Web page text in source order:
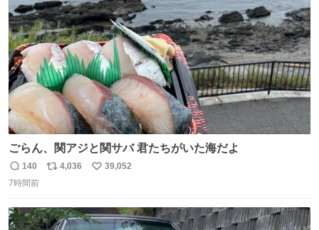
数
ごらん、関アジと関サバ 君たちがいた海だよ
返
信
140
リ
ト
4,036
い
数
39,052
7時間前